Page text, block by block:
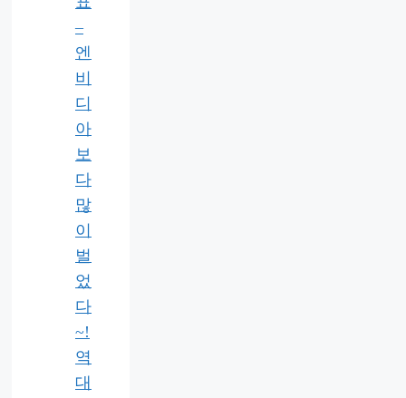
–
엔
비
디
아
보
다
많
이
벌
었
다
~!
역
대